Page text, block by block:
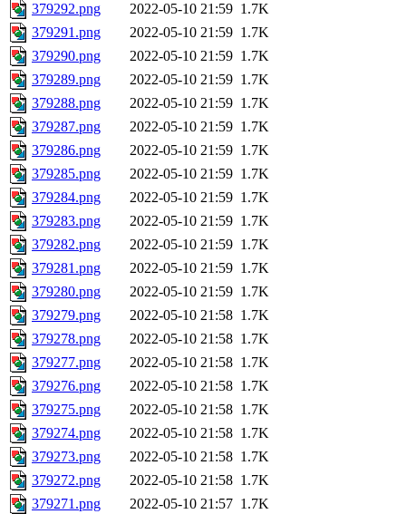
379292.png
2022-05-10 21:59 1.7K
379291.png
2022-05-10 21:59 1.7K
379290.png
2022-05-10 21:59 1.7K
379289.png
2022-05-10 21:59 1.7K
379288.png
2022-05-10 21:59 1.7K
379287.png
2022-05-10 21:59 1.7K
379286.png
2022-05-10 21:59 1.7K
379285.png
2022-05-10 21:59 1.7K
379284.png
2022-05-10 21:59 1.7K
379283.png
2022-05-10 21:59 1.7K
379282.png
2022-05-10 21:59 1.7K
379281.png
2022-05-10 21:59 1.7K
379280.png
2022-05-10 21:59 1.7K
379279.png
2022-05-10 21:58 1.7K
379278.png
2022-05-10 21:58 1.7K
379277.png
2022-05-10 21:58 1.7K
379276.png
2022-05-10 21:58 1.7K
379275.png
2022-05-10 21:58 1.7K
379274.png
2022-05-10 21:58 1.7K
379273.png
2022-05-10 21:58 1.7K
379272.png
2022-05-10 21:58 1.7K
379271.png
2022-05-10 21:57 1.7K